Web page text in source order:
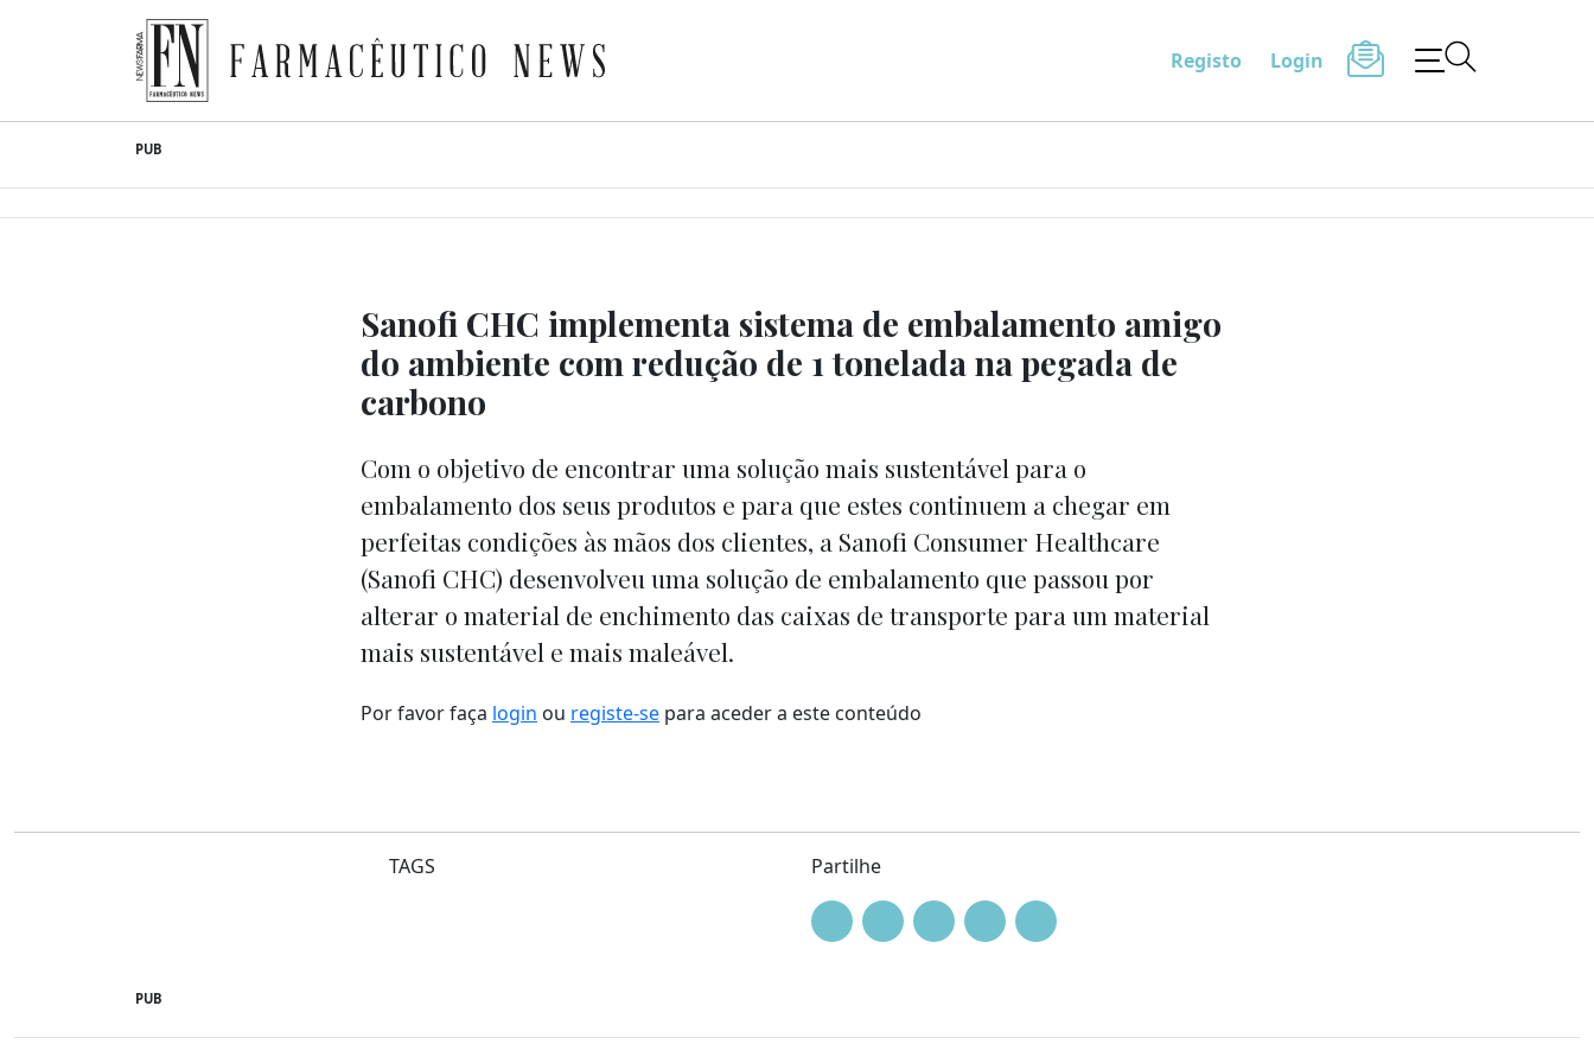
content
Farmacêutico News Registo Login
PUB
Sanofi CHC implementa sistema de embalamento amigo
do ambiente com redução de 1 tonelada na pegada de
carbono
Com o objetivo de encontrar uma solução mais sustentável para o
embalamento dos seus produtos e para que estes continuem a chegar em
perfeitas condições às mãos dos clientes, a Sanofi Consumer Healthcare
(Sanofi CHC) desenvolveu uma solução de embalamento que passou por
alterar o material de enchimento das caixas de transporte para um material
mais sustentável e mais maleável.
Por favor faça login ou registe-se para aceder a este conteúdo
TAGS Partilhe
PUB